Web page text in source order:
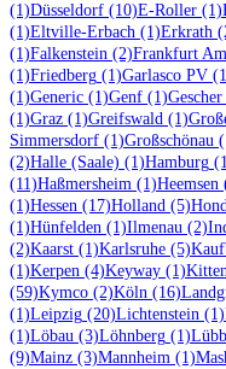
(1)Düsseldorf (10)E-Roller (1)
(1)Eltville-Erbach (1)Erkrath
(1)Falkenstein (2)Frankfurt
(1)Friedberg (1)Garlasco PV
(1)Generic (1)Genf (1)Gescher
(1)Graz (1)Greifswald (1)
Simmersdorf (1)Großschönau
(2)Halle (Saale) (1)Hamburg
(11)Haßmersheim (1)Heemsen
(1)Hessen (17)Holland (5)
(1)Hünfelden (1)Ilmenau (2)
(2)Kaarst (1)Karlsruhe (5)
(1)Kerpen (4)Keyway (1)
(59)Kymco (2)Köln (16)
(1)Leipzig (20)Lichtenstein (1)
(1)Löbau (3)Löhnberg (1)
(9)Mainz (3)Mannheim (1)